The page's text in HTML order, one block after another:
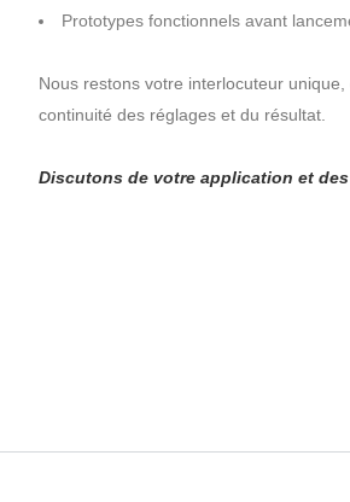
Prototypes fonctionnels avant
Nous restons votre interlocuteur
continuité des réglages et du résultat.
Discutons de votre application et